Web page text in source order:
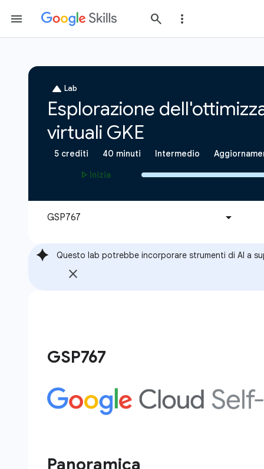
Questo lab potrebbe incorporare strumenti di AI a
GSP767
Panoramica